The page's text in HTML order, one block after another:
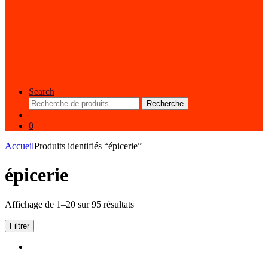
Search
Recherche
pour :
Recherche
0
AccueilProduits identifiés “épicerie”
épicerie
Affichage de 1–20 sur 95 résultats
Filtrer